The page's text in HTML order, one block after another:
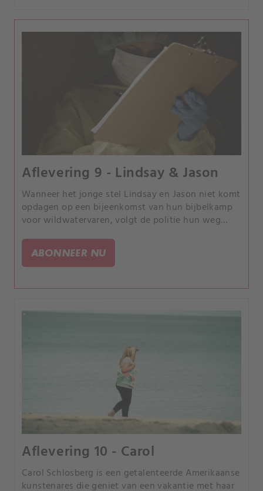
Aflevering 9 - Lindsay & Jason
Wanneer het jonge stel Lindsay en Jason niet komt
opdagen op een bijeenkomst van hun bijbelkamp
voor wildwatervaren, volgt de politie hun weg
uiteindelijk ontdekt op een strand.
ABONNEER NU
Aflevering 10 - Carol
Carol Schlosberg is een getalenteerde Amerikaanse
kunstenares die geniet van een vakantie met haar